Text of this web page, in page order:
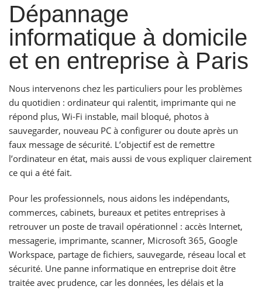
Dépannage
informatique à domicile
et en entreprise à Paris
Nous intervenons chez les particuliers pour les problèmes
du quotidien : ordinateur qui ralentit, imprimante qui ne
répond plus, Wi-Fi instable, mail bloqué, photos à
sauvegarder, nouveau PC à configurer ou doute après un
faux message de sécurité. L’objectif est de remettre
l’ordinateur en état, mais aussi de vous expliquer clairement
ce qui a été fait.
Pour les professionnels, nous aidons les indépendants,
commerces, cabinets, bureaux et petites entreprises à
retrouver un poste de travail opérationnel : accès Internet,
messagerie, imprimante, scanner, Microsoft 365, Google
Workspace, partage de fichiers, sauvegarde, réseau local et
sécurité. Une panne informatique en entreprise doit être
traitée avec prudence, car les données, les délais et la